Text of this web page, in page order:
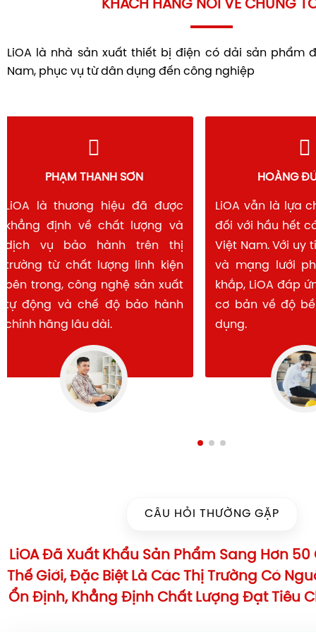
KHÁCH HÀNG NÓI VỀ CHÚNG
LiOA là nhà sản xuất thiết bị điện có dải sản phẩm
Nam, phục vụ từ dân dụng đến công nghiệp
PHẠM THANH SƠN
LiOA là thương hiệu đã được
khẳng định về chất lượng và
dịch vụ bảo hành trên thị
trường từ chất lượng linh kiện
bên trong, công nghệ sản xuất
tự động và chế độ bảo hành
chính hãng lâu dài.
HOÀNG
LiOA vẫn là
đối với hầu
Việt Nam. Với
và mạng lưới
khắp, LiOA
cơ bản về độ
dụng.
CÂU HỎI THƯỜNG GẶP
LiOA Đã Xuất Khẩu Sản Phẩm Sang Hơn 50
Thế Giới, Đặc Biệt Là Các Thị Trường Có
Ổn Định, Khẳng Định Chất Lượng Đạt Tiêu